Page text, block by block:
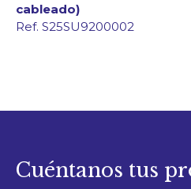
cableado)
Ref. S25SU9200002
Cuéntanos tus